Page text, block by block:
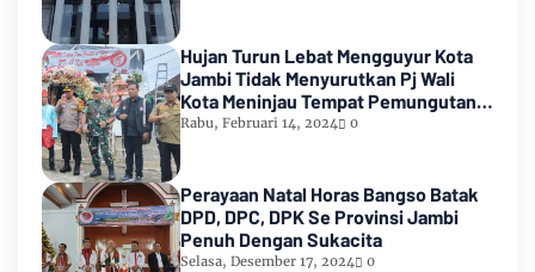
Hujan Turun Lebat Mengguyur Kota
Jambi Tidak Menyurutkan Pj Wali
Kota Meninjau Tempat Pemungutan
Suara Pemilu 2024
Rabu, Februari 14, 2024 0
Perayaan Natal Horas Bangso Batak
DPD, DPC, DPK Se Provinsi Jambi
Penuh Dengan Sukacita
Selasa, Desember 17, 2024 0